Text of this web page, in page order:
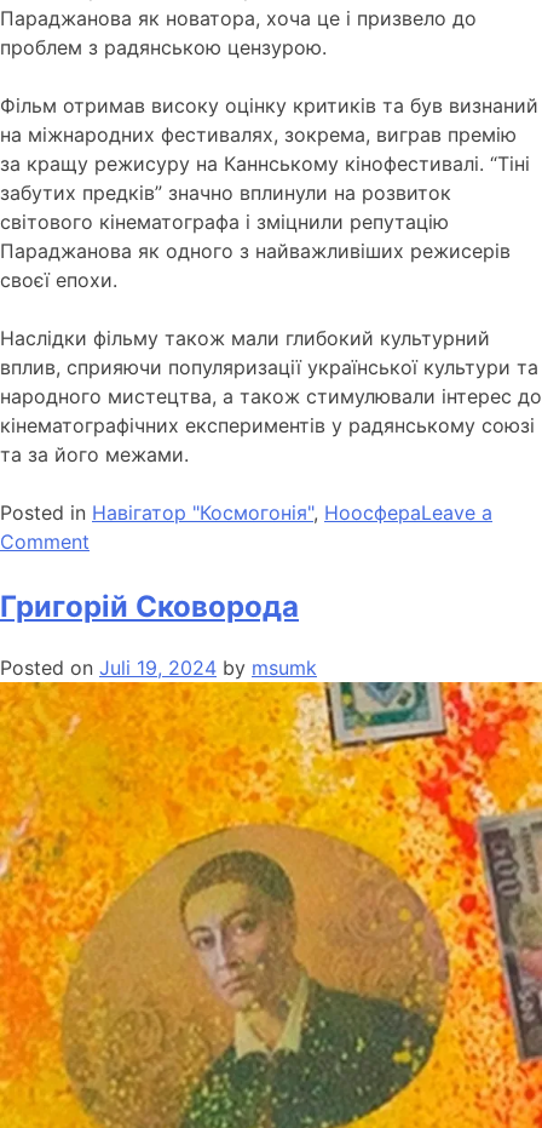
Параджанова як новатора, хоча це і призвело до
проблем з радянською цензурою.
Фільм отримав високу оцінку критиків та був визнаний
на міжнародних фестивалях, зокрема, виграв премію
за кращу режисуру на Каннському кінофестивалі. “Тіні
забутих предків” значно вплинули на розвиток
світового кінематографа і зміцнили репутацію
Параджанова як одного з найважливіших режисерів
своєї епохи.
Наслідки фільму також мали глибокий культурний
вплив, сприяючи популяризації української культури та
народного мистецтва, а також стимулювали інтерес до
кінематографічних експериментів у радянському союзі
та за його межами.
Posted in Навігатор "Космогонія", НоосфераLeave a
Comment
Григорій Сковорода
Posted on Juli 19, 2024 by msumk